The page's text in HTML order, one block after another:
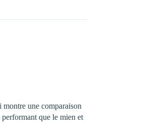
montre une comparaison
que le mien et